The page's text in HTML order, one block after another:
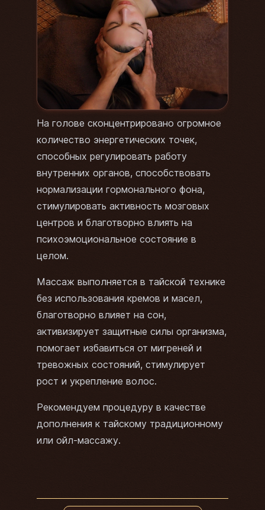
На голове сконцентрировано огромное
количество энергетических точек,
способных регулировать работу
внутренних органов, способствовать
нормализации гормонального фона,
стимулировать активность мозговых
центров и благотворно влиять на
психоэмоциональное состояние в
целом.
Массаж выполняется в тайской технике
без использования кремов и масел,
благотворно влияет на сон,
активизирует защитные силы организма,
помогает избавиться от мигреней и
тревожных состояний, стимулирует
рост и укрепление волос.
Рекомендуем процедуру в качестве
дополнения к тайскому традиционному
или ойл-массажу.